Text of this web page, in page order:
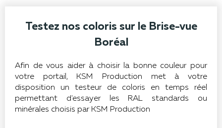
Testez nos coloris sur le Brise-vue
Boréal
Afin de vous aider à choisir la bonne couleur pour
votre portail, KSM Production met à votre
disposition un testeur de coloris en temps réel
permettant d'essayer les RAL standards ou
minérales choisis par KSM Production